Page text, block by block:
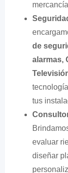
de
alarmas,
tus
evaluar
diseñar